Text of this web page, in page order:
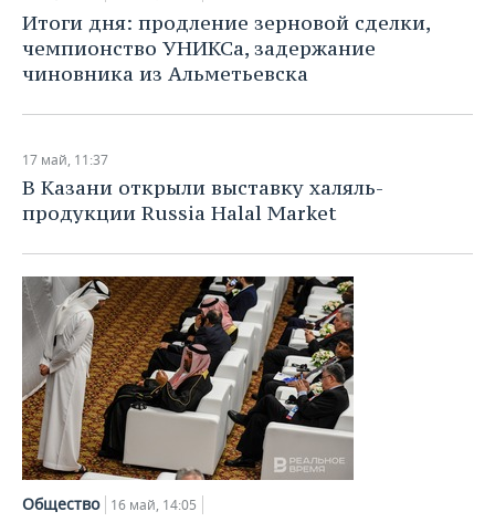
Итоги дня: продление зерновой сделки,
чемпионство УНИКСа, задержание
чиновника из Альметьевска
17 май, 11:37
В Казани открыли выставку халяль-
продукции Russia Halal Market
Общество 16 май, 14:05